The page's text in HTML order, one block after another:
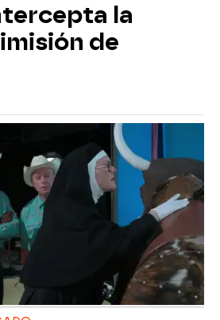
la
de